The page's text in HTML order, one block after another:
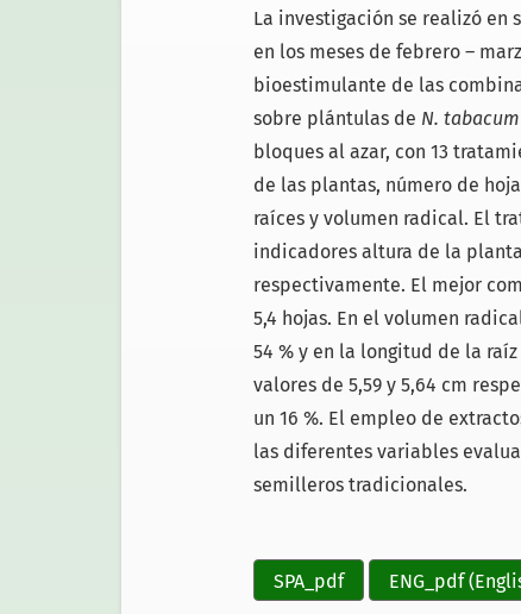
La investigación se realizó en
en los meses de febrero –
bioestimulante de las
sobre plántulas de N. tabacum
bloques al azar, con 13
de las plantas, número de
raíces y volumen radical. El
indicadores altura de la
respectivamente. El mejor
5,4 hojas. En el volumen
54 % y en la longitud de la
valores de 5,59 y 5,64 cm
un 16 %. El empleo de
las diferentes variables
semilleros tradicionales.
SPA_pdf ENG_pdf